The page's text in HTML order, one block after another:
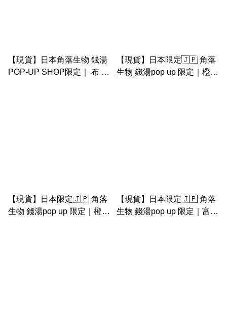
【現貨】日本角落生物 銭湯
POP-UP SHOP限定｜ 布 索
【現貨】日本限定🇯🇵 角落
生物 錢湯pop up 限定｜橙
【現貨】日本限定🇯🇵 角落
生物 錢湯pop up 限定｜橙
【現貨】日本限定🇯🇵 角落
生物 錢湯pop up 限定｜富士